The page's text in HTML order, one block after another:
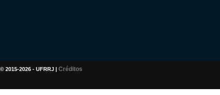
© 2015-2026 - UFRRJ | Créditos